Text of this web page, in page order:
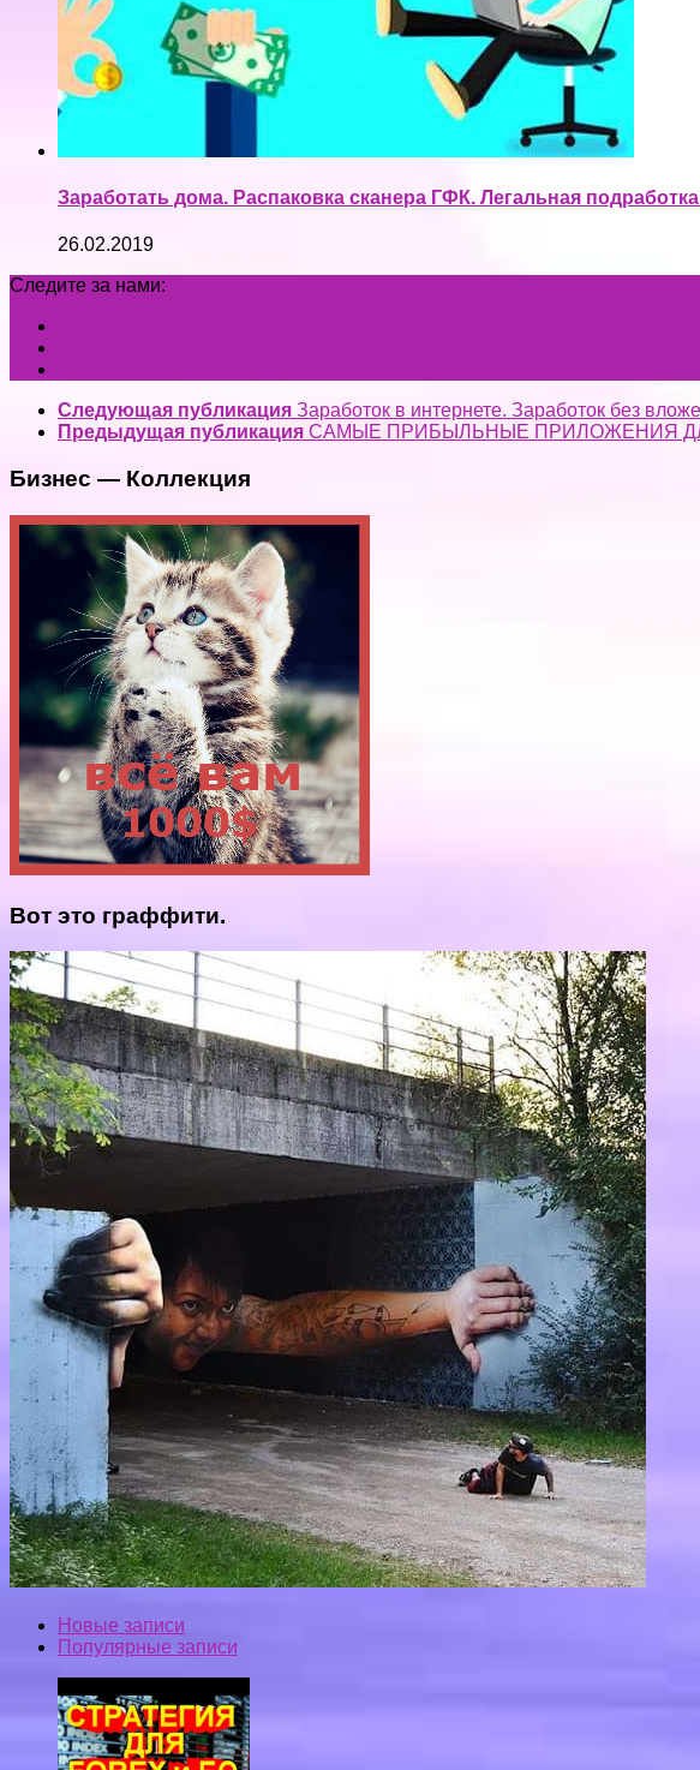
Заработать дома. Распаковка сканера ГФК. Легальная
26.02.2019
Следите за нами:
Следующая публикация Заработок в интернете. Заработок без
Предыдущая публикация САМЫЕ ПРИБЫЛЬНЫЕ ПРИЛОЖЕНИЯ
Бизнес — Коллекция
Вот это граффити.
Новые записи
Популярные записи